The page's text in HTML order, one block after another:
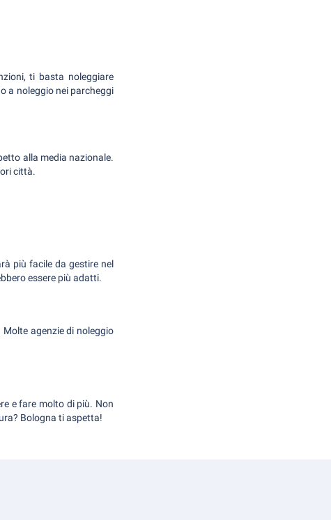
ti basta noleggiare
a noleggio nei parcheggi
alla media nazionale.
città.
più facile da gestire nel
essere più adatti.
agenzie di noleggio
e fare molto di più. Non
Bologna ti aspetta!